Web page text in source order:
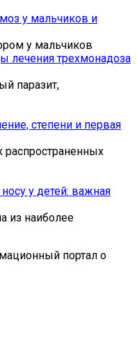
у мальчиков и
у мальчиков
лечения трехмонадоза
паразит,
степени и первая
у детей: важная
из наиболее
портал о